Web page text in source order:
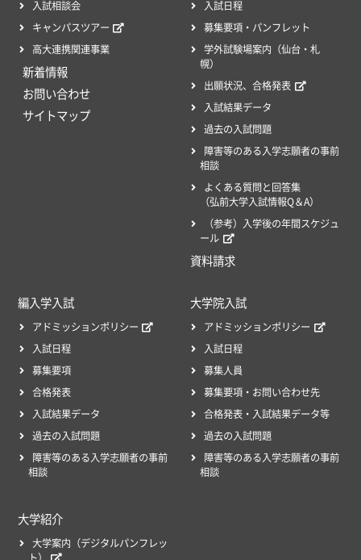
入試相談会
キャンパスツアー
高大連携関連事業
新着情報
お問い合わせ
サイトマップ
学外試験場案内（仙台・札
幌）
入試日程
募集要項・パンフレット
出願状況、合格発表
入試結果データ
過去の入試問題
障害等のある入学志願者の事前
相談
よくある質問と回答集
（弘前大学入試情報Q＆A）
（参考）入学後の年間スケジュ
ール
資料請求
編入学入試
アドミッションポリシー
入試日程
募集要項
合格発表
入試結果データ
過去の入試問題
障害等のある入学志願者の事前
相談
大学院入試
アドミッションポリシー
入試日程
募集人員
募集要項・お問い合わせ先
合格発表・入試結果データ等
過去の入試問題
障害等のある入学志願者の事前
相談
大学紹介
大学案内（デジタルパンフレッ
ト）